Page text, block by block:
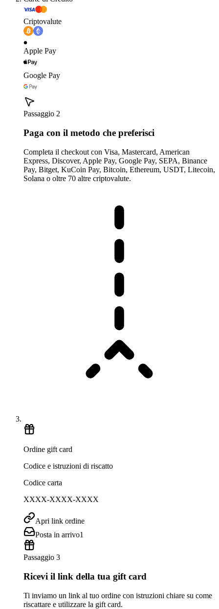
Criptovalute
Apple Pay
Google Pay
Passaggio 2
Paga con il metodo che preferisci
Completa il checkout con Visa, Mastercard, American
Express, Discover, Apple Pay, Google Pay, SEPA, Binance
Pay, Bitget, KuCoin Pay, Bitcoin, Ethereum, USDT, Litecoin,
Solana o oltre 70 altre criptovalute.
Ordine gift card
Codice e istruzioni di riscatto
Codice carta
XXXX-XXXX-XXXX
Apri link ordine
Posta in arrivo1
Passaggio 3
Ricevi il link della tua gift card
Ti inviamo un link al tuo ordine con istruzioni chiare su come
riscattare e utilizzare la gift card.